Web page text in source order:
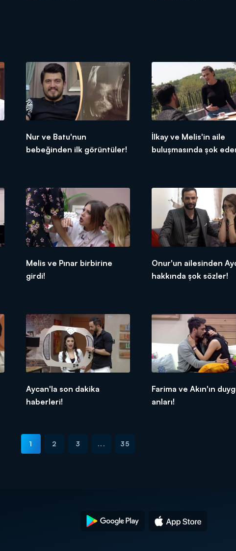
Nur ve Batu'nun
bebeğinden ilk görüntüler!
İlkay ve Melis'in aile
buluşmasında şok
Melis ve Pınar birbirine
girdi!
Onur'un ailesinden
hakkında şok sözler!
Aycan'la son dakika
haberleri!
Farima ve Akın'ın
anları!
1 2 3 ... 35